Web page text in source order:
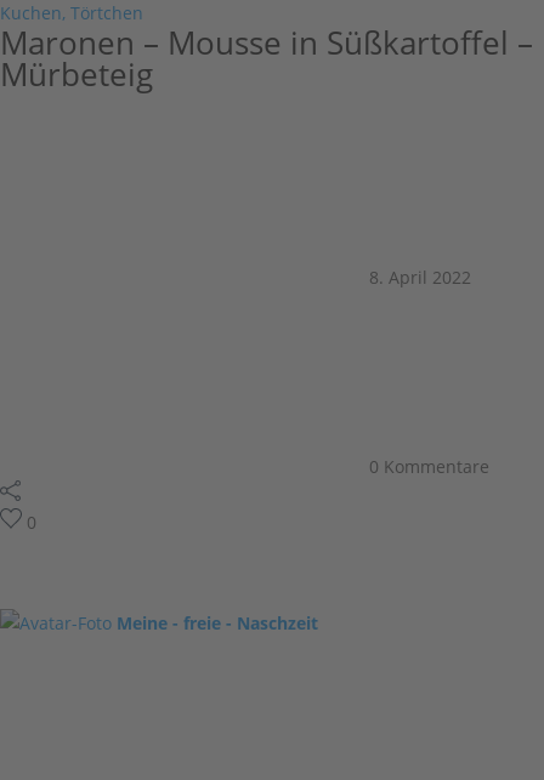
Kuchen, Törtchen
Maronen – Mousse in Süßkartoffel –
Mürbeteig
8. April 2022
0 Kommentare
0
Meine - freie - Naschzeit